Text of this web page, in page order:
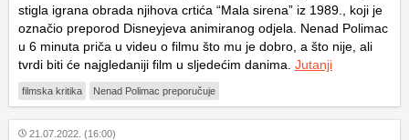
stigla igrana obrada njihova crtića “Mala sirena” iz 1989., koji je
označio preporod Disneyjeva animiranog odjela. Nenad Polimac
u 6 minuta priča u videu o filmu što mu je dobro, a što nije, ali
tvrdi biti će najgledaniji film u sljedećim danima. Jutanji
filmska kritika Nenad Polimac preporučuje
21.07.2022. (16:00)